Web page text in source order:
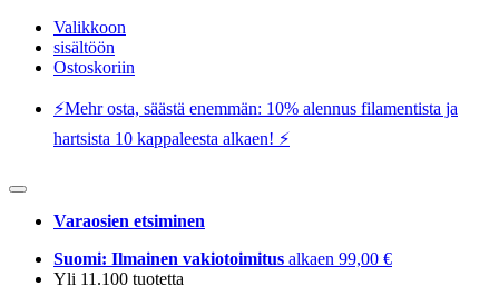
Valikkoon
sisältöön
Ostoskoriin
⚡️Mehr osta, säästä enemmän: 10% alennus filamentista ja
hartsista 10 kappaleesta alkaen! ⚡️
Varaosien etsiminen
Suomi: Ilmainen vakiotoimitus alkaen 99,00 €
Yli 11.100 tuotetta